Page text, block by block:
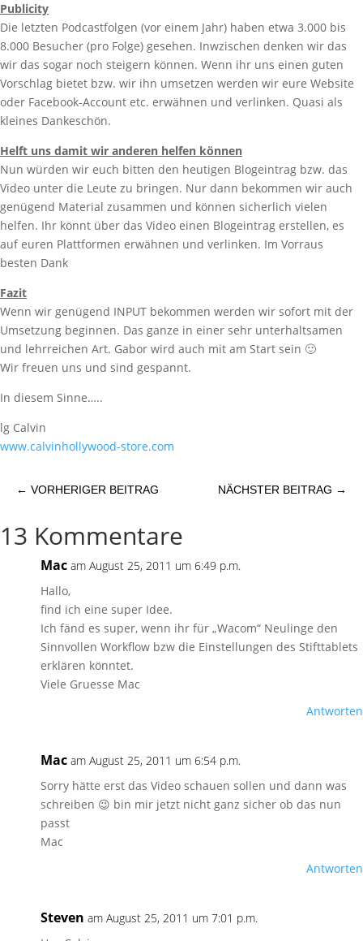
Publicity
Die letzten Podcastfolgen (vor einem Jahr) haben etwa 3.000 bis
8.000 Besucher (pro Folge) gesehen. Inwzischen denken wir das
wir das sogar noch steigern können. Wenn ihr uns einen guten
Vorschlag bietet bzw. wir ihn umsetzen werden wir eure Website
oder Facebook-Account etc. erwähnen und verlinken. Quasi als
kleines Dankeschön.
Helft uns damit wir anderen helfen können
Nun würden wir euch bitten den heutigen Blogeintrag bzw. das
Video unter die Leute zu bringen. Nur dann bekommen wir auch
genügend Material zusammen und können sicherlich vielen
helfen. Ihr könnt über das Video einen Blogeintrag erstellen, es
auf euren Plattformen erwähnen und verlinken. Im Vorraus
besten Dank
Fazit
Wenn wir genügend INPUT bekommen werden wir sofort mit der
Umsetzung beginnen. Das ganze in einer sehr unterhaltsamen
und lehrreichen Art. Gabor wird auch mit am Start sein 🙂
Wir freuen uns und sind gespannt.
In diesem Sinne…..
lg Calvin
www.calvinhollywood-store.com
← VORHERIGER BEITRAG NÄCHSTER BEITRAG →
13 Kommentare
Mac am August 25, 2011 um 6:49 p.m.
Hallo,
find ich eine super Idee.
Ich fänd es super, wenn ihr für „Wacom“ Neulinge den
Sinnvollen Workflow bzw die Einstellungen des Stifttablets
erklären könntet.
Viele Gruesse Mac
Antworten
Mac am August 25, 2011 um 6:54 p.m.
Sorry hätte erst das Video schauen sollen und dann was
schreiben 😉 bin mir jetzt nicht ganz sicher ob das nun
passt
Mac
Antworten
Steven am August 25, 2011 um 7:01 p.m.